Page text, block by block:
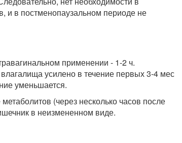
и в постменопаузальном периоде не
применении - 1-2 ч.
усилено в течение первых 3-4 мес
уменьшается.
(через несколько часов после
в неизмененном виде.